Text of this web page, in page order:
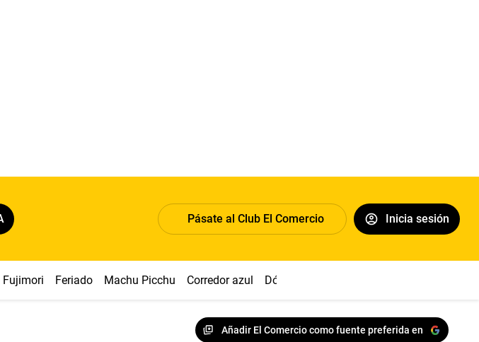
Pásate al Club El Comercio Inicia sesión
Fujimori Feriado Machu Picchu Corredor azul Dólar
Añadir El Comercio como fuente preferida en